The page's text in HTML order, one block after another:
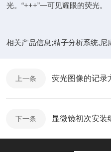
光。“+++”—可见耀眼的荧光。
相关产品信息;精子分析系统,尼
上一条 荧光图像的记录
下一条 显微镜初次安装